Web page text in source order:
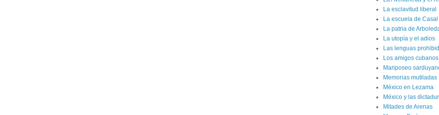
La esclavitud liberal
La escuela de Casal
La patria de
La utopía y el adios
Las lenguas
Los amigos
Mariposeo
Memorias mutiladas
México en Lezama
México y las
Mitades de Arenas